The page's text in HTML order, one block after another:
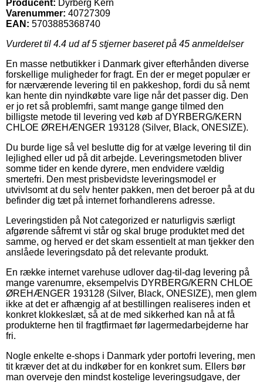
Producent: Dyrberg Kern
Varenummer: 40727309
EAN: 5703885368740
Vurderet til 4.4 ud af 5 stjerner baseret på 45 anmeldelser
En masse netbutikker i Danmark giver efterhånden diverse
forskellige muligheder for fragt. En der er meget populær er
for nærværende levering til en pakkeshop, fordi du så nemt
kan hente din nyindkøbte vare lige når det passer dig. Den
er jo ret så problemfri, samt mange gange tilmed den
billigste metode til levering ved køb af DYRBERG/KERN
CHLOE ØREHÆNGER 193128 (Silver, Black, ONESIZE).
Du burde lige så vel beslutte dig for at vælge levering til din
lejlighed eller ud på dit arbejde. Leveringsmetoden bliver
somme tider en kende dyrere, men endvidere vældig
smertefri. Den mest prisbevidste leveringsmodel er
utvivlsomt at du selv henter pakken, men det beroer på at du
befinder dig tæt på internet forhandlerens adresse.
Leveringstiden på Not categorized er naturligvis særligt
afgørende såfremt vi står og skal bruge produktet med det
samme, og herved er det skam essentielt at man tjekker den
anslåede leveringsdato på det relevante produkt.
En række internet varehuse udlover dag-til-dag levering på
mange varenumre, eksempelvis DYRBERG/KERN CHLOE
ØREHÆNGER 193128 (Silver, Black, ONESIZE), men glem
ikke at det er afhængig af at bestillingen realiseres inden et
konkret klokkeslæt, så at de med sikkerhed kan nå at få
produkterne hen til fragtfirmaet før lagermedarbejderne har
fri.
Nogle enkelte e-shops i Danmark yder portofri levering, men
tit kræver det at du indkøber for en konkret sum. Ellers bør
man overveje den mindst kostelige leveringsudgave, der